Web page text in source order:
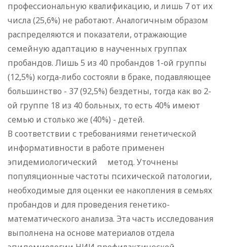
профессиональную квалификацию, и лишь 7 от их
числа (25,6%) не работают. Аналогичным образом
распределяются и показатели, отражающие
семейную адаптацию в наученных группах
пробандов. Лишь 5 из 40 пробандов 1-ой группы
(12,5%) когда-либо состояли в браке, подавляющее
большинство - 37 (92,5%) бездетны, тогда как во 2-
ой группе 18 из 40 больных, то есть 40% имеют
семью и столько же (40%) - детей.
В соответствии с требованиями генетической
информативности в работе применен
эпидемиологический метод. Уточнены
популяционные частоты психической патологии,
необходимые для оценки ее накопления в семьях
пробандов и для проведения генетико-
математического анализа. Эта часть исследования
выполнена на основе материалов отдела